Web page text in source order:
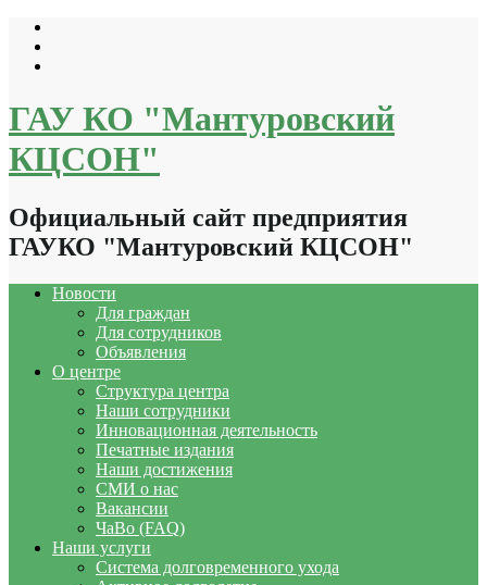
Перейти
содержимому
ГАУ КО "Мантуровский
КЦСОН"
Официальный сайт предприятия
ГАУКО "Мантуровский КЦСОН"
Новости
Для граждан
Для сотрудников
Объявления
О центре
Структура центра
Наши сотрудники
Инновационная деятельность
Печатные издания
Наши достижения
СМИ о нас
Вакансии
ЧаВо (FAQ)
Наши услуги
Система долговременного ухода